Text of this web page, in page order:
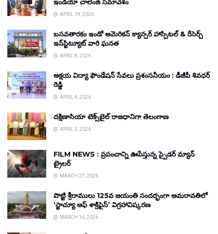
ఇండియా చాలెంజ్ సమావేశం
APRIL 19, 2026
బసవతారకం ఇండో అమెరికన్ క్యాన్సర్ హాస్పిటల్ & రీసెర్చ్
ఇన్‌స్టిట్యూట్ వారి ఘనత
APRIL 8, 2026
అక్షయ విద్యా ఫౌండేషన్ సేవలు ప్రశంసనీయం : డీజీపీ శివధర్
రెడ్డి
APRIL 4, 2026
దక్షిణాసియా టెక్స్‌టైల్ రాజధానిగా తెలంగాణ
APRIL 3, 2026
FILM NEWS : ప్రపంచాన్ని ఊపేస్తున్న స్పైడర్ మ్యాన్
ట్రైలర్
MARCH 27, 2026
పొట్టి శ్రీరాములు 125వ జయంతి సందర్భంగా అమరావతిలో
‘స్టాచ్యూ ఆఫ్ శాక్రిఫైస్’ విగ్రహావిష్కరణ
MARCH 16, 2026